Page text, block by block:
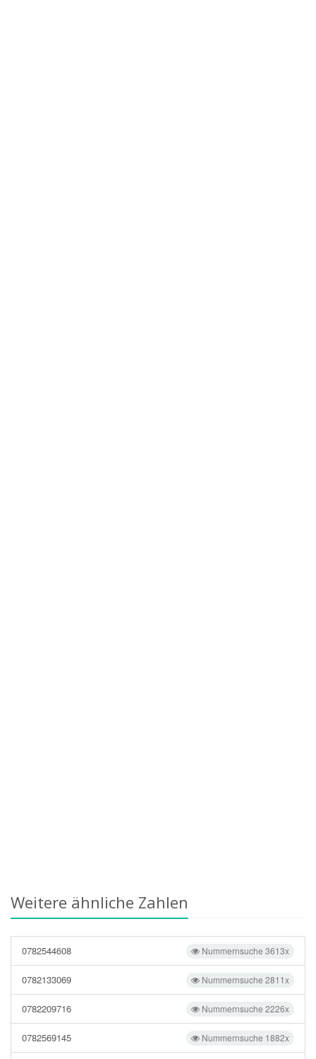
Weitere ähnliche Zahlen
Nummernsuche 3613x
0782544608
Nummernsuche 2811x
0782133069
Nummernsuche 2226x
0782209716
Nummernsuche 1882x
0782569145